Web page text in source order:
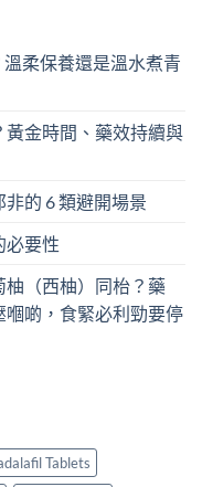
柔保養還是溫水煮青
金時間、藥效持續與
的 6 類避開場景
必要性
（西柚）同枱？藥
啲，食緊必利勁要停
Tablets